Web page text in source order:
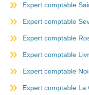
Expert comptable
Expert comptable
Expert comptable
Expert comptable
Expert comptable
Expert comptable La